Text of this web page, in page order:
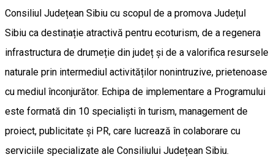
Consiliul Județean Sibiu cu scopul de a promova Județul
Sibiu ca destinație atractivă pentru ecoturism, de a regenera
infrastructura de drumeție din județ și de a valorifica resursele
naturale prin intermediul activităților nonintruzive, prietenoase
cu mediul înconjurător. Echipa de implementare a Programului
este formată din 10 specialiști în turism, management de
proiect, publicitate și PR, care lucrează în colaborare cu
serviciile specializate ale Consiliului Județean Sibiu.